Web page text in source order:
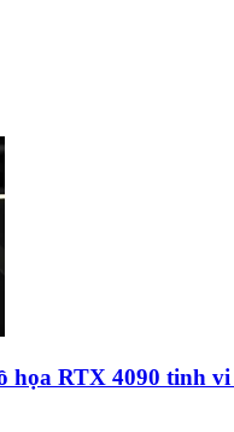
họa RTX 4090 tinh